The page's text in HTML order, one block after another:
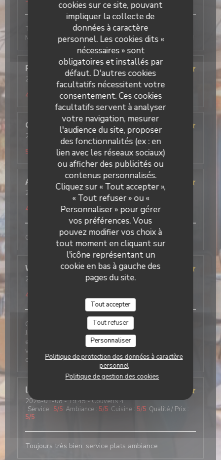
cookies sur ce site, pouvant
impliquer la collecte de
données à caractère
personnel. Les cookies dits «
nécessaires » sont
obligatoires et installés par
défaut. D'autres cookies
facultatifs nécessitent votre
consentement. Ces cookies
facultatifs servent à analyser
votre navigation, mesurer
l'audience du site, proposer
des fonctionnalités (ex : en
lien avec les réseaux sociaux)
ou afficher des publicités ou
contenus personnalisés.
Cliquez sur « Tout accepter »,
« Tout refuser » ou «
Personnaliser » pour gérer
vos préférences. Vous
pouvez modifier vos choix à
tout moment en cliquant sur
l'icône représentant un
cookie en bas à gauche des
pages du site.
Tout accepter
Tout refuser
Personnaliser
Politique de protection des données à caractère
personnel
Politique de gestion des cookies
Tout est très bon, l’accueil, les plats et le service.
Mention excellent pour le tiramisu pistache, un régal !
Pascal
2026-01-10
- 19:00 - Couverts 2
5/5 Ambiance: 4/5 Cuisine:5/5 Qualité / Prix
4
Cécilia
2026-01-10 - 12:30 - Couverts 3
/5 Ambiance:5/5 Cuisine: 5/5 Qualité / Prix
5
Alan
2026-01-09
- 20:00 - Couverts 2
Ambiance: 5/5 Cuisine :5/5 Qualité / Prix
4
Comme tjs, convivial et excellent
Wolfgang F
2026-01-09
- 12:30 - Couverts 2
4
Cela fait 20 ans que j‘y vais, seul et avec des amis….
Jamais déçu. Les suggestions Du jours sont parfaites
et présentées comme il le faut… service adorable et
vu l‘affluence parfois un peu débordé…ambiance
chalet et cosy
laetitia
2026-01-08- 19:45 - Couverts 4
Service : 5/5 Ambiance : 5/5 Cuisine : 5/5 Qualité / Prix :
5/5
Toujours très bien: service plats ambiance
Il Caravaggio